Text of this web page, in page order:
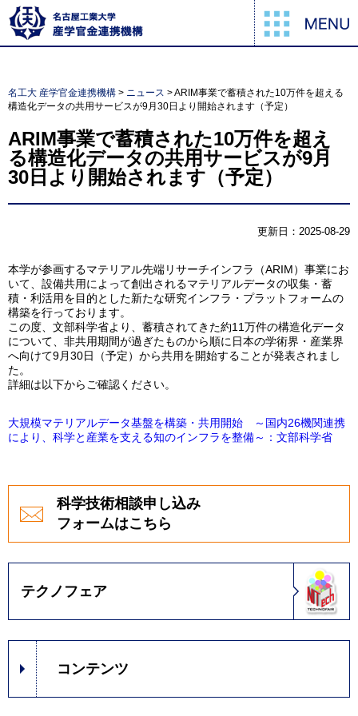
名工大 産学官金連携機構 > ニュース >ARIM事業で蓄積された10万件を超える
構造化データの共用サービスが9月30日より開始されます（予定）
ARIM事業で蓄積された10万件を超え
る構造化データの共用サービスが9月
30日より開始されます（予定）
更新日：2025-08-29
本学が参画するマテリアル先端リサーチインフラ（ARIM）事業にお
いて、設備共用によって創出されるマテリアルデータの収集・蓄
積・利活用を目的とした新たな研究インフラ・プラットフォームの
構築を行っております。
この度、文部科学省より、蓄積されてきた約11万件の構造化データ
について、非共用期間が過ぎたものから順に日本の学術界・産業界
へ向けて9月30日（予定）から共用を開始することが発表されまし
た。
詳細は以下からご確認ください。
大規模マテリアルデータ基盤を構築・共用開始 ～国内26機関連携
により、科学と産業を支える知のインフラを整備～：文部科学省
科学技術相談申し込み
フォームはこちら
テクノフェア
コンテンツ